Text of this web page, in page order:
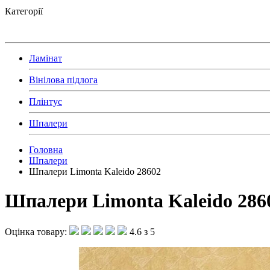
Категорії
Ламінат
Вінілова підлога
Плінтус
Шпалери
Головна
Шпалери
Шпалери Limonta Kaleido 28602
Шпалери Limonta Kaleido
Оцінка товару: 4.6 з 5